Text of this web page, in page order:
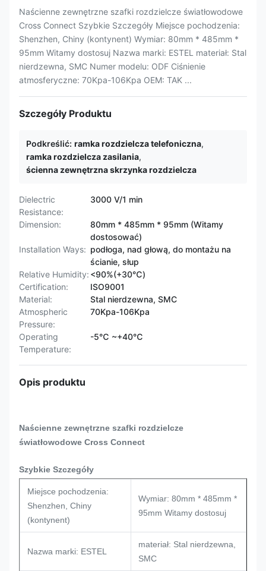
Naścienne zewnętrzne szafki rozdzielcze światłowodowe
Cross Connect Szybkie Szczegóły Miejsce pochodzenia:
Shenzhen, Chiny (kontynent) Wymiar: 80mm * 485mm *
95mm Witamy dostosuj Nazwa marki: ESTEL materiał: Stal
nierdzewna, SMC Numer modelu: ODF Ciśnienie
atmosferyczne: 70Kpa-106Kpa OEM: TAK ...
Szczegóły Produktu
Podkreślić: ramka rozdzielcza telefoniczna,
ramka rozdzielcza zasilania,
ścienna zewnętrzna skrzynka rozdzielcza
Dielectric
Resistance:
3000 V/1 min
Dimension:
80mm * 485mm * 95mm (Witamy
dostosować)
Installation Ways: podłoga, nad głową, do montażu na
ścianie, słup
Relative Humidity: <90%(+30℃)
Certification:
ISO9001
Material:
Stal nierdzewna, SMC
Atmospheric
Pressure:
70Kpa-106Kpa
Operating
Temperature:
-5℃ ~+40℃
Opis produktu
Naścienne zewnętrzne szafki rozdzielcze
światłowodowe Cross Connect
Szybkie Szczegóły
Miejsce pochodzenia:
Shenzhen, Chiny
(kontynent)
Wymiar: 80mm * 485mm *
95mm Witamy dostosuj
Nazwa marki: ESTEL
materiał: Stal nierdzewna,
SMC